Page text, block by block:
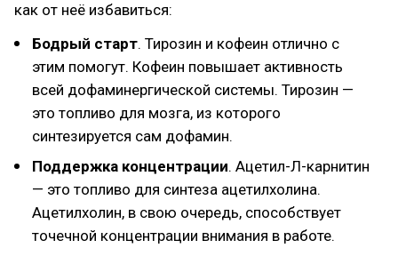
как от неё избавиться:
Бодрый старт. Тирозин и кофеин отлично с
этим помогут. Кофеин повышает активность
всей дофаминергической системы. Тирозин —
это топливо для мозга, из которого
синтезируется сам дофамин.
Поддержка концентрации. Ацетил-Л-карнитин
— это топливо для синтеза ацетилхолина.
Ацетилхолин, в свою очередь, способствует
точечной концентрации внимания в работе.